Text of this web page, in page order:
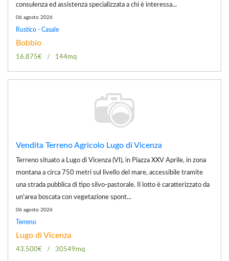
consulenza ed assistenza specializzata a chi è interessa...
06 agosto 2026
Rustico - Casale
Bobbio
16.875€ 144mq
Vendita Terreno Agricolo Lugo di Vicenza
Terreno situato a Lugo di Vicenza (VI), in Piazza XXV Aprile, in zona
montana a circa 750 metri sul livello del mare, accessibile tramite
una strada pubblica di tipo silvo-pastorale. Il lotto è caratterizzato da
un'area boscata con vegetazione spont...
06 agosto 2026
Terreno
Lugo di Vicenza
43.500€ 30549mq